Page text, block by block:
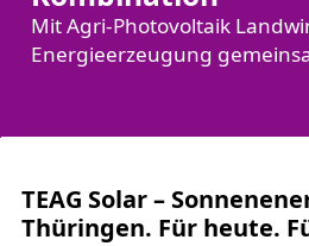
Mit Agri-Photovoltaik
Energieerzeugung
TEAG Solar –
Thüringen. Für heute.